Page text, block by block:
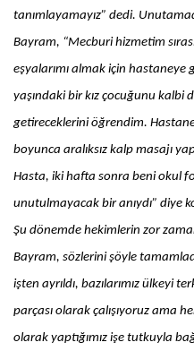
tanımlayamayız” dedi.
Bayram, “Mecburi hizmetim
eşyalarımı almak için
yaşındaki bir kız çocuğunu
getireceklerini öğrendim.
boyunca aralıksız kalp masajı
Hasta, iki hafta sonra beni okul
unutulmayacak bir anıydı” diye
Şu dönemde hekimlerin zor
Bayram, sözlerini şöyle
işten ayrıldı, bazılarımız ülkeyi
parçası olarak çalışıyoruz ama
olarak yaptığımız işe tutkuyla